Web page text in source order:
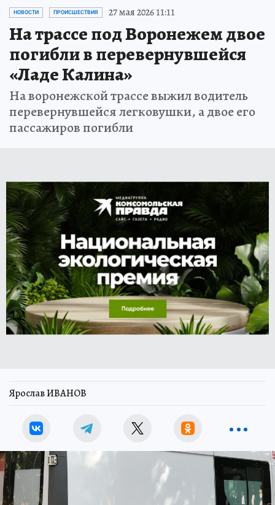
НОВОСТИ ПРОИСШЕСТВИЯ 27 мая 2026 11:11
На трассе под Воронежем двое
погибли в перевернувшейся
«Ладе Калина»
На воронежской трассе выжил водитель
перевернувшейся легковушки, а двое его
пассажиров погибли
Ярослав ИВАНОВ